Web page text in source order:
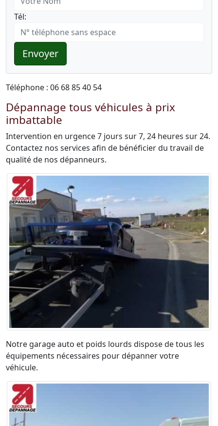
Tél:
Envoyer
Téléphone : 06 68 85 40 54
Dépannage tous véhicules à prix
imbattable
Intervention en urgence 7 jours sur 7, 24 heures sur 24.
Contactez nos services afin de bénéficier du travail de
qualité de nos dépanneurs.
Notre garage auto et poids lourds dispose de tous les
équipements nécessaires pour dépanner votre
véhicule.